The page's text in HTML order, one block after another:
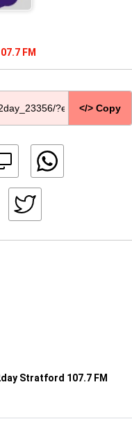
FM
</> Copy
Stratford 107.7 FM